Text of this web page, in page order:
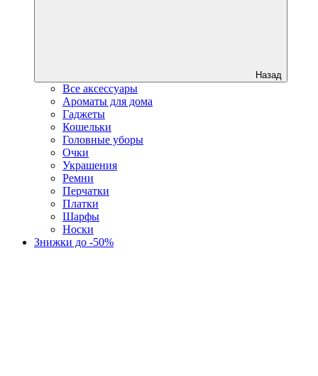
Назад
Все аксессуары
Ароматы для дома
Гаджеты
Кошельки
Головные уборы
Очки
Украшения
Ремни
Перчатки
Платки
Шарфы
Носки
Знижки до -50%